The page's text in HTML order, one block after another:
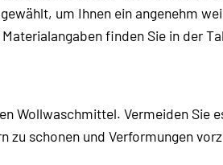
um Ihnen ein angenehm
finden Sie in der
Wollwaschmittel. Vermeiden Sie
schonen und Verformungen